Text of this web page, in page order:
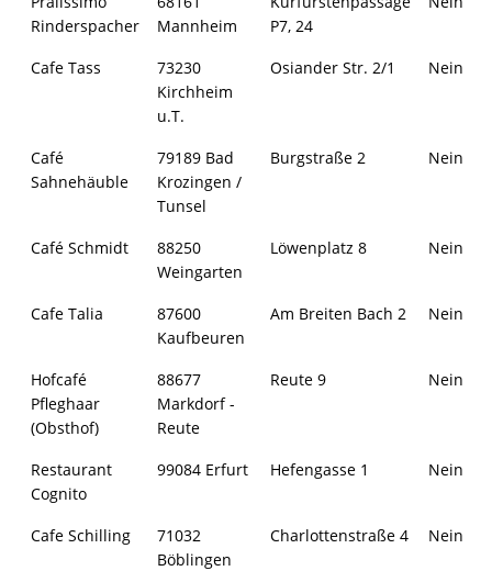
Rinderspacher
Mannheim
P7, 24
Cafe Tass
73230
Kirchheim
u.T.
Osiander Str. 2/1 Nein
Café
Sahnehäuble
79189 Bad
Krozingen /
Tunsel
Burgstraße 2 Nein
Café Schmidt
88250
Weingarten
Löwenplatz 8 Nein
Cafe Talia
87600
Kaufbeuren
Am Breiten Bach 2 Nein
Hofcafé
Pfleghaar
(Obsthof)
88677
Markdorf -
Reute
Reute 9 Nein
Restaurant
Cognito
99084 Erfurt Hefengasse 1 Nein
Cafe Schilling
71032
Böblingen
Charlottenstraße 4 Nein